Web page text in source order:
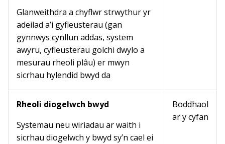
Glanweithdra a chyflwr strwythur yr
adeilad a’i gyfleusterau (gan
gynnwys cynllun addas, system
awyru, cyfleusterau golchi dwylo a
mesurau rheoli plâu) er mwyn
sicrhau hylendid bwyd da
Rheoli diogelwch bwyd
Systemau neu wiriadau ar waith i
sicrhau diogelwch y bwyd sy’n cael ei
Boddhaol
ar y cyfan